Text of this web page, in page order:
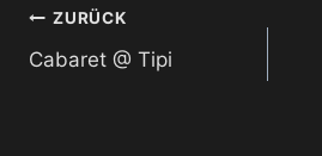
Beitragsnavigation
ZURÜCK
Cabaret @ Tipi